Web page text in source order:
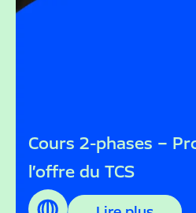
Cours 2-phases –
l’offre du TCS